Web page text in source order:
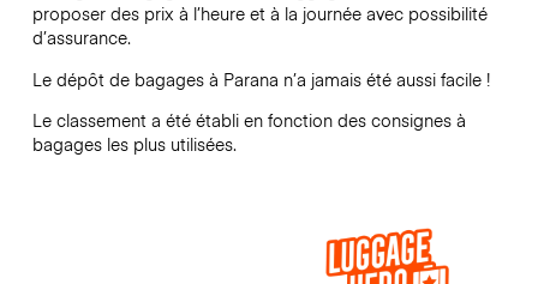
proposer des prix à l’heure et à la journée avec possibilité
d’assurance.
Le dépôt de bagages à Parana n’a jamais été aussi facile !
Le classement a été établi en fonction des consignes à
bagages les plus utilisées.